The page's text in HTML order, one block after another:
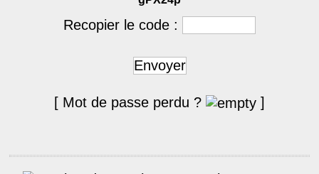
Recopier le code :
Envoyer
[ Mot de passe perdu ? ]